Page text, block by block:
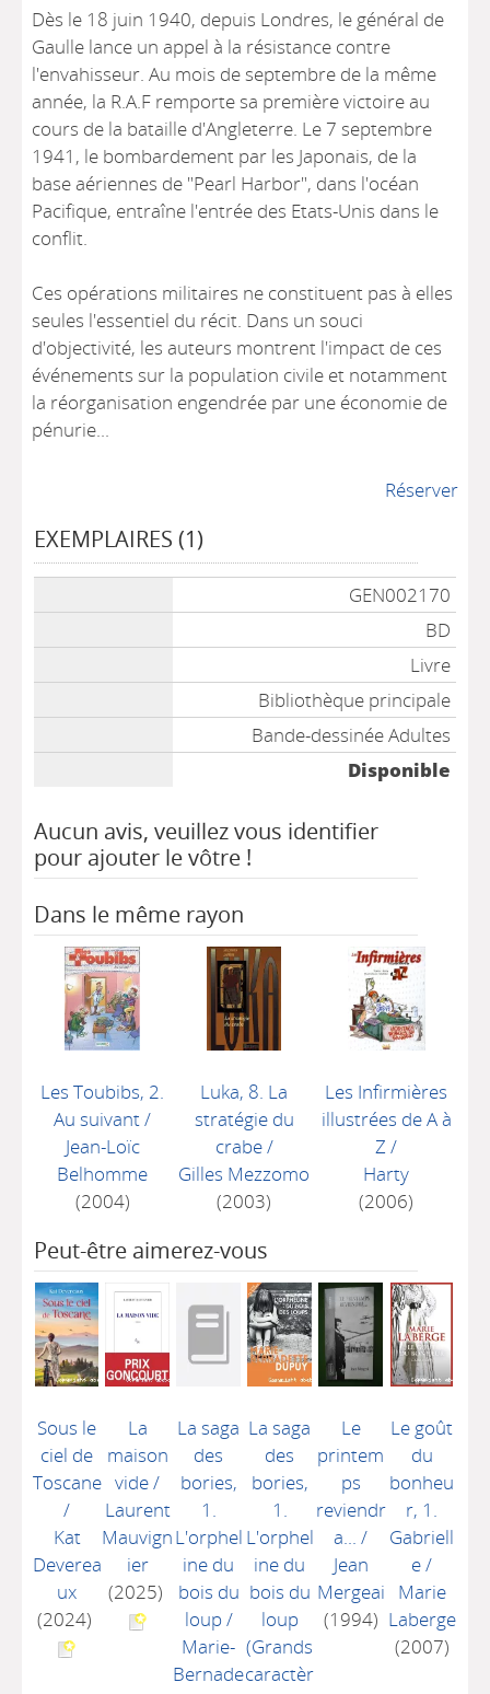
Dès le 18 juin 1940, depuis Londres, le général de
Gaulle lance un appel à la résistance contre
l'envahisseur. Au mois de septembre de la même
année, la R.A.F remporte sa première victoire au
cours de la bataille d'Angleterre. Le 7 septembre
1941, le bombardement par les Japonais, de la
base aériennes de "Pearl Harbor", dans l'océan
Pacifique, entraîne l'entrée des Etats-Unis dans le
conflit.
Ces opérations militaires ne constituent pas à elles
seules l'essentiel du récit. Dans un souci
d'objectivité, les auteurs montrent l'impact de ces
événements sur la population civile et notamment
la réorganisation engendrée par une économie de
pénurie...
Réserver
EXEMPLAIRES (1)
GEN002170
BD
Livre
Bibliothèque principale
Bande-dessinée Adultes
Disponible
Aucun avis, veuillez vous identifier
pour ajouter le vôtre !
Dans le même rayon
Les Toubibs, 2.
Au suivant/
Jean-Loïc
Belhomme
(2004)
Luka, 8. La
stratégie du
crabe/
Gilles Mezzomo
(2003)
Les Infirmières
illustrées de A à
Z/
Harty
(2006)
Peut-être aimerez-vous
Sous le
ciel de
Toscane
/
Kat
Deverea
ux
(2024)
La
maison
vide/
Laurent
Mauvign
ier
(2025)
La saga
des
bories,
1.
L'orphel
ine du
bois du
loup/
Marie-
Bernade
La saga
des
bories,
1.
L'orphel
ine du
bois du
loup
(Grands
caractèr
Le
printem
ps
reviendr
a... /
Jean
Mergeai
(1994)
Le goût
du
bonheu
r, 1.
Gabriell
e/
Marie
Laberge
(2007)